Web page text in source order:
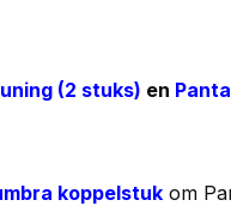
(2 stuks) en
koppelstuk om